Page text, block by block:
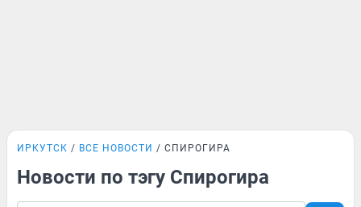
ИРКУТСК ВСЕ НОВОСТИ СПИРОГИРА
Новости по тэгу Спирогира